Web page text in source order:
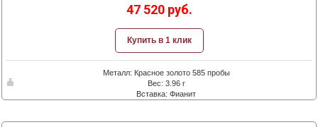
47 520 руб.
Купить в 1 клик
Металл: Красное золото 585 пробы
Вес: 3.96 г
Вставка: Фианит